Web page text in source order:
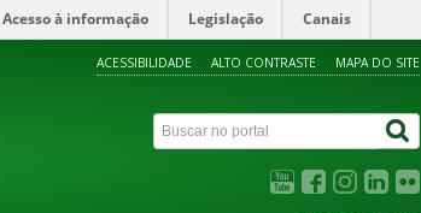
Acesso à informação Legislação Canais
ACESSIBILIDADE ALTO CONTRASTE MAPA DO SITE